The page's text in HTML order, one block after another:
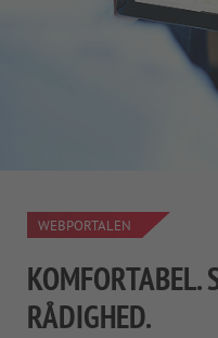
WEBPORTALEN
KOMFORTABEL.
RÅDIGHED.